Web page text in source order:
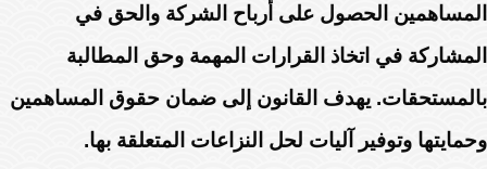
المساهمين الحصول على أرباح الشركة والحق في
المشاركة في اتخاذ القرارات المهمة وحق المطالبة
بالمستحقات. يهدف القانون إلى ضمان حقوق المساهمين
وحمايتها وتوفير آليات لحل النزاعات المتعلقة بها.